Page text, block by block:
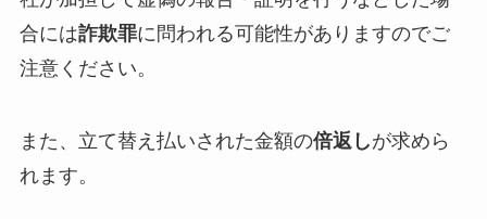
合には詐欺罪に問われる可能性がありますのでご
注意ください。
また、立て替え払いされた金額の倍返しが求めら
れます。